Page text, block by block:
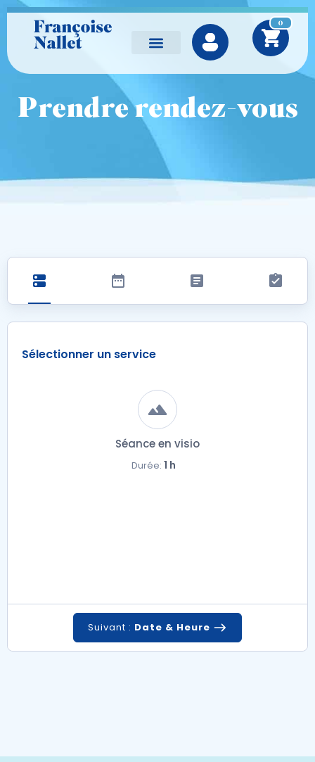
0
Prendre rendez-vous
Sélectionner un service
Séance en visio
Durée: 1 h
Suivant : Date & Heure